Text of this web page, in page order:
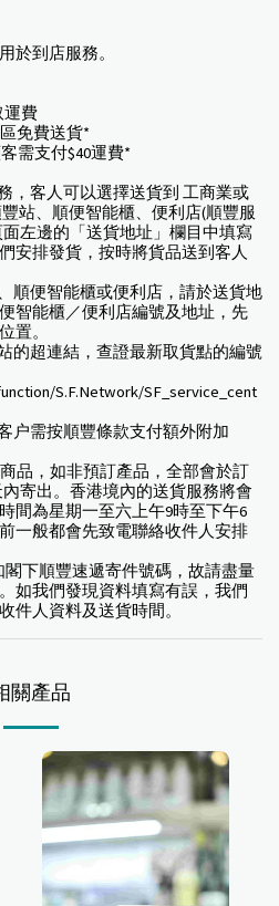
於到店服務。
運費
免費送貨*
需支付$40運費*
，客人可以選擇送貨到 工商業或
站、順便智能櫃、便利店(順豐服
左邊的「送貨地址」欄目中填寫
安排發貨，按時將貨品送到客人
順便智能櫃或便利店，請於送貨地
智能櫃／便利店編號及地址，先
置。
的超連結，查證最新取貨點的編號
S.F.Network/SF_service_cent
户需按順豐條款支付額外附加
品，如非預訂產品，全部會於訂
寄出。香港境內的送貨服務將會
間為星期一至六上午9時至下午6
一般都會先致電聯絡收件人安排
閣下順豐速遞寄件號碼，故請盡量
如我們發現資料填寫有誤，我們
件人資料及送貨時間。
關產品